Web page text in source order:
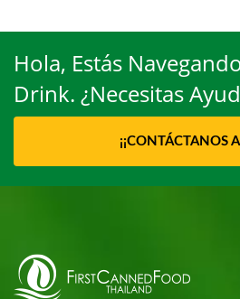
Hola, Estás
Drink. ¿Necesitas
¡¡CONTÁCTANOS